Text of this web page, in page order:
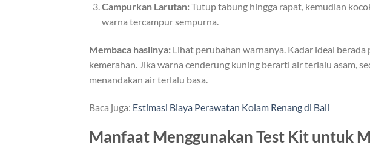
Campurkan Larutan:Tutup tabung hingga rapat, kemudian
warna tercampur sempurna.
Membaca hasilnya: Lihat perubahan warnanya. Kadar ideal berada
kemerahan. Jika warna cenderung kuning berarti air terlalu asam,
menandakan air terlalu basa.
Baca juga: Estimasi Biaya Perawatan Kolam Renang di Bali
Manfaat Menggunakan Test Kit untuk